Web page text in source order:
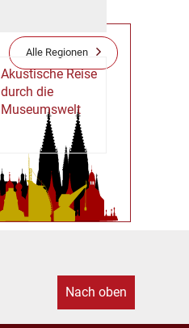
Alle Regionen
Akustische Reise
durch die
Museumswelt
Nach oben